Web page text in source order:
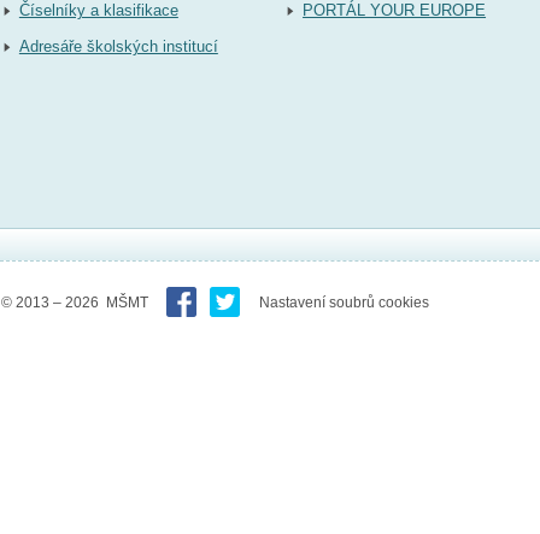
Číselníky a klasifikace
Adresáře školských institucí
PORTÁL YOUR EUROPE
© 2013 – 2026 MŠMT Nastavení soubrů cookies